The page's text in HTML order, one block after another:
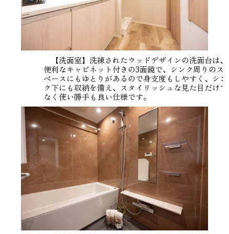
【洗面室】洗練されたウッドデザインの洗面台は、
便利なキャビネット付きの3面鏡で、シンク周りのス
ペースにもゆとりがあるので身支度もしやすく、シン
ク下にも収納を備え、スタイリッシュな見た目だけで
なく使い勝手も良い仕様です。